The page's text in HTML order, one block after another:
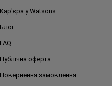
Кар'єра у Watsons
Блог
FAQ
Публічна оферта
Повернення замовлення